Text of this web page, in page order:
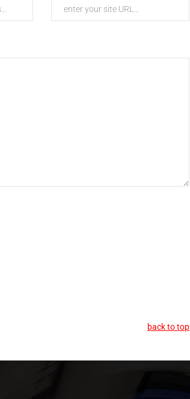
back to top